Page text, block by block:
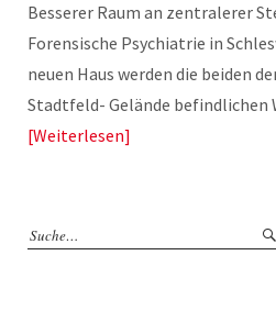
Besserer Raum an zentralerer
Forensische Psychiatrie in
neuen Haus werden die beiden
Stadtfeld- Gelände
Weiterlesen